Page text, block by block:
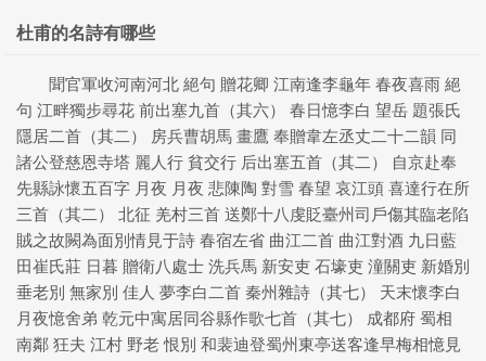
杜甫的名詩有哪些
聞官軍收河南河北 絕句 贈花卿 江南逢李龜年 春夜喜雨 絕
句 江畔獨步尋花 前出塞九首（其六） 春日憶李白 望岳 題張氏
隱居二首（其二） 房兵曹胡馬 畫鷹 奉贈韋左丞丈二十二韻 同
諸公登慈恩寺塔 麗人行 貧交行 后出塞五首（其二） 自京赴奉
先縣詠懷五百字 月夜 月夜 悲陳陶 對雪 春望 哀江頭 喜達行在所
三首（其二） 北征 羌村三首 送鄭十八虔貶臺州司戶傷其臨老陷
賊之故闕為面別情見于詩 春宿左省 曲江二首 曲江對酒 九日藍
田崔氏莊 日暮 贈衛八處士 洗兵馬 新安吏 石壕吏 潼關吏 新婚別
垂老別 無家別 佳人 夢李白二首 秦州雜詩（其七） 天末懷李白
月夜憶舍弟 乾元中寓居同谷縣作歌七首（其七） 成都府 蜀相
南鄰 狂夫 江村 野老 恨別 和裴迪登蜀州東亭送客逢早梅相憶見